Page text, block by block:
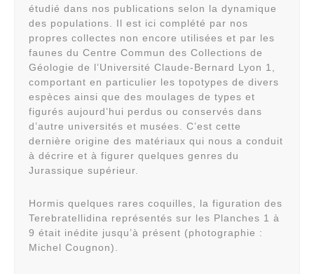
étudié dans nos publications selon la dynamique
des populations. Il est ici complété par nos
propres collectes non encore utilisées et par les
faunes du Centre Commun des Collections de
Géologie de l’Université Claude-Bernard Lyon 1,
comportant en particulier les topotypes de divers
espèces ainsi que des moulages de types et
figurés aujourd’hui perdus ou conservés dans
d’autre universités et musées. C’est cette
dernière origine des matériaux qui nous a conduit
à décrire et à figurer quelques genres du
Jurassique supérieur.
Hormis quelques rares coquilles, la figuration des
Terebratellidina représentés sur les Planches 1 à
9 était inédite jusqu’à présent (photographie :
Michel Cougnon).